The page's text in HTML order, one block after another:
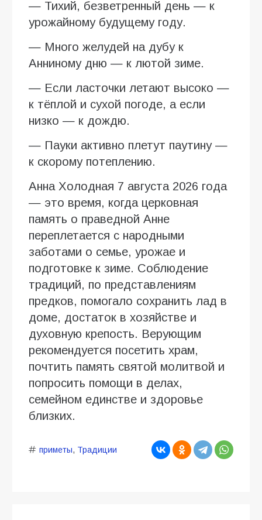
— Тихий, безветренный день — к
урожайному будущему году.
— Много желудей на дубу к
Анниному дню — к лютой зиме.
— Если ласточки летают высоко —
к тёплой и сухой погоде, а если
низко — к дождю.
— Пауки активно плетут паутину —
к скорому потеплению.
Анна Холодная 7 августа 2026 года
— это время, когда церковная
память о праведной Анне
переплетается с народными
заботами о семье, урожае и
подготовке к зиме. Соблюдение
традиций, по представлениям
предков, помогало сохранить лад в
доме, достаток в хозяйстве и
духовную крепость. Верующим
рекомендуется посетить храм,
почтить память святой молитвой и
попросить помощи в делах,
семейном единстве и здоровье
близких.
приметы, Традиции